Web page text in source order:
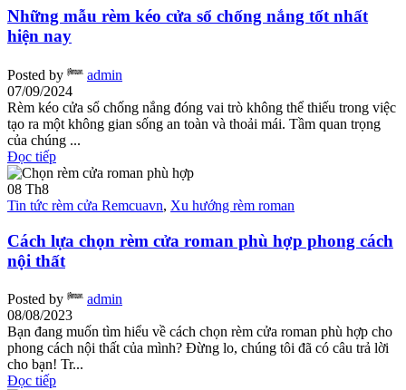
Những mẫu rèm kéo cửa sổ chống nắng tốt nhất
hiện nay
Posted by
admin
07/09/2024
Rèm kéo cửa sổ chống nắng đóng vai trò không thể thiếu trong việc
tạo ra một không gian sống an toàn và thoải mái. Tầm quan trọng
của chúng ...
Đọc tiếp
08 Th8
Tin tức rèm cửa Remcuavn, Xu hướng rèm roman
Cách lựa chọn rèm cửa roman phù hợp phong cách
nội thất
Posted by
admin
08/08/2023
Bạn đang muốn tìm hiểu về cách chọn rèm cửa roman phù hợp cho
phong cách nội thất của mình? Đừng lo, chúng tôi đã có câu trả lời
cho bạn! Tr...
Đọc tiếp